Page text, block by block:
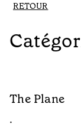
RETOUR
The Plane
•